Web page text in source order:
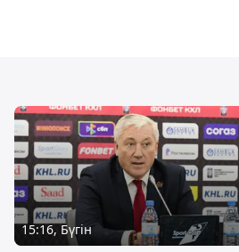
15:16, Бүгін